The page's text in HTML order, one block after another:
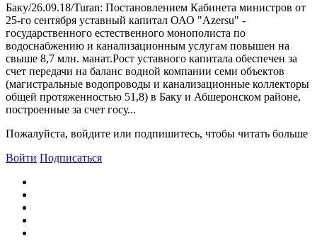
Баку/26.09.18/Turan: Постановлением Кабинета министров от
25-го сентября уставный капитал ОАО "Azersu" -
государственного естественного монополиста по
водоснабжению и канализационным услугам повышен на
свыше 8,7 млн. манат.Рост уставного капитала обеспечен за
счет передачи на баланс водной компании семи объектов
(магистральные водопроводы и канализационные коллекторы
общей протяженностью 51,8) в Баку и Абшеронском районе,
построенные за счет госу...
Пожалуйста, войдите или подпишитесь, чтобы читать больше
Войти Подписаться